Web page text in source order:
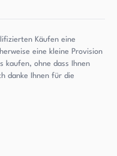
Käufen eine
eine kleine Provision
kaufen, ohne dass Ihnen
danke Ihnen für die